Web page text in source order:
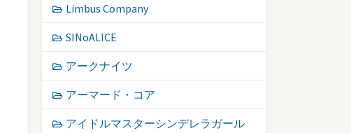
Limbus Company
SINoALICE
アークナイツ
アーマード・コア
アイドルマスターシンデレラガール